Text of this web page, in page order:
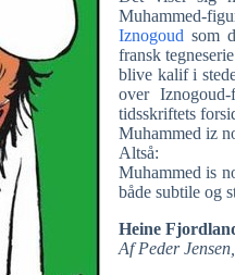
Muhammed-
Iznogoud som
fransk
blive kalif i
over
tidsskriftets
Muhammed iz
Altså:
Muhammed is
både subtile og
Heine
Af Peder